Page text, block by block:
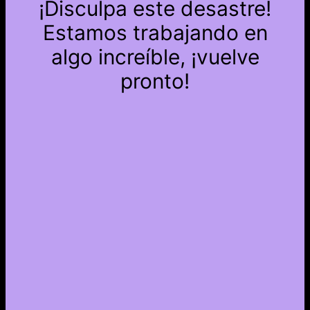
¡Disculpa este desastre!
Estamos trabajando en
algo increíble, ¡vuelve
pronto!